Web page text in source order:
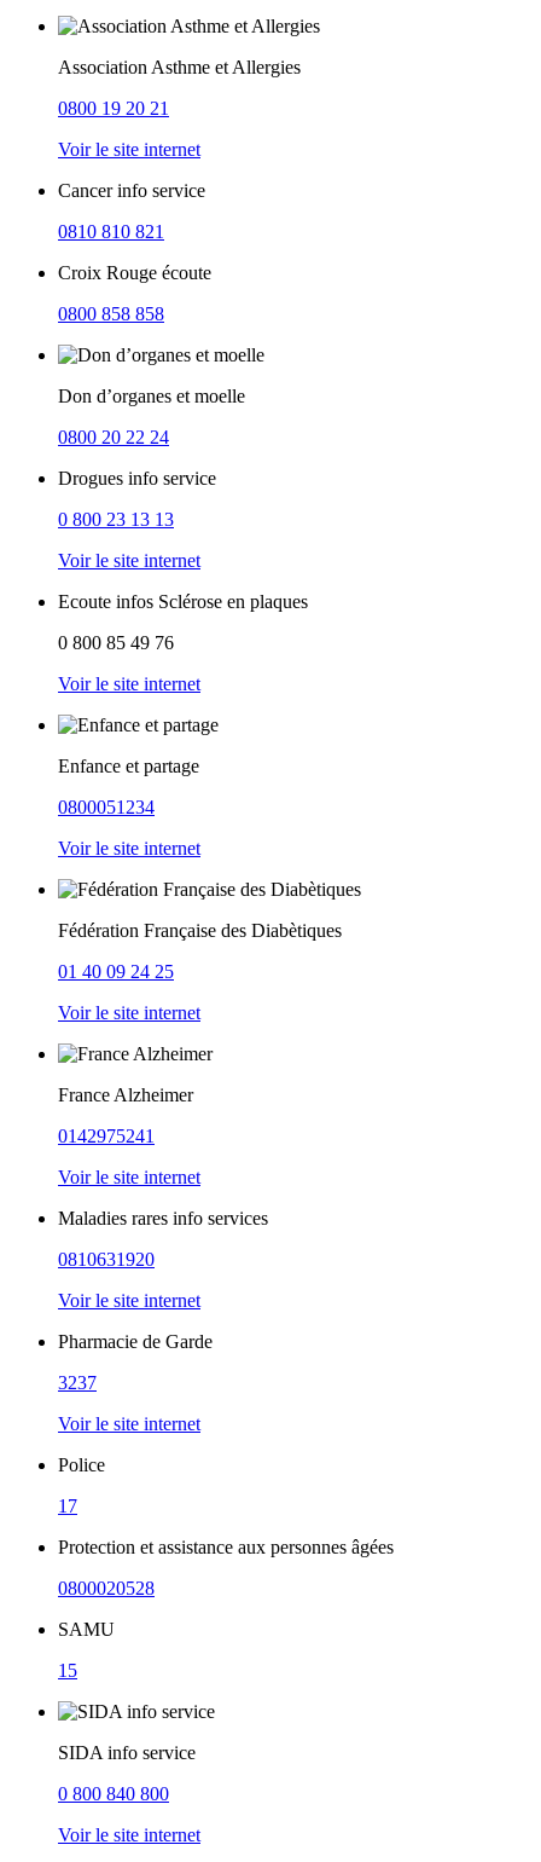
Association Asthme et Allergies
0800 19 20 21
Voir le site internet
Cancer info service
0810 810 821
Croix Rouge écoute
0800 858 858
Don d’organes et moelle
0800 20 22 24
Drogues info service
0 800 23 13 13
Voir le site internet
Ecoute infos Sclérose en plaques
0 800 85 49 76
Voir le site internet
Enfance et partage
0800051234
Voir le site internet
Fédération Française des Diabètiques
01 40 09 24 25
Voir le site internet
France Alzheimer
0142975241
Voir le site internet
Maladies rares info services
0810631920
Voir le site internet
Pharmacie de Garde
3237
Voir le site internet
Police
17
Protection et assistance aux personnes âgées
0800020528
SAMU
15
SIDA info service
0 800 840 800
Voir le site internet